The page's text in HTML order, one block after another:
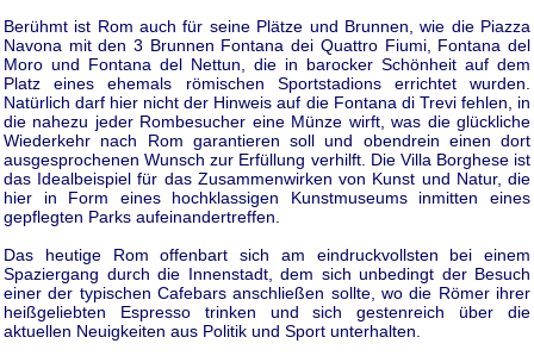
Berühmt ist Rom auch für seine Plätze und Brunnen, wie die Piazza
Navona mit den 3 Brunnen Fontana dei Quattro Fiumi, Fontana del
Moro und Fontana del Nettun, die in barocker Schönheit auf dem
Platz eines ehemals römischen Sportstadions errichtet wurden.
Natürlich darf hier nicht der Hinweis auf die Fontana di Trevi fehlen, in
die nahezu jeder Rombesucher eine Münze wirft, was die glückliche
Wiederkehr nach Rom garantieren soll und obendrein einen dort
ausgesprochenen Wunsch zur Erfüllung verhilft. Die Villa Borghese ist
das Idealbeispiel für das Zusammenwirken von Kunst und Natur, die
hier in Form eines hochklassigen Kunstmuseums inmitten eines
gepflegten Parks aufeinandertreffen.
Das heutige Rom offenbart sich am eindruckvollsten bei einem
Spaziergang durch die Innenstadt, dem sich unbedingt der Besuch
einer der typischen Cafebars anschließen sollte, wo die Römer ihrer
heißgeliebten Espresso trinken und sich gestenreich über die
aktuellen Neuigkeiten aus Politik und Sport unterhalten.